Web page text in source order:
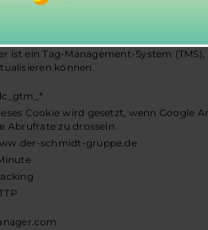
ist ein Tag-Management-System
können.
Cookie wird gesetzt, wenn Google
Abrufrate zu drosseln.
schmidt-gruppe.de